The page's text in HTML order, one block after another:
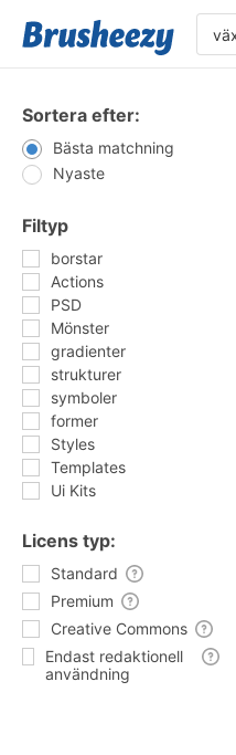
Sortera efter:
Bästa matchning
Nyaste
Filtyp
borstar
Actions
PSD
Mönster
gradienter
strukturer
symboler
former
Styles
Templates
Ui Kits
Licens typ:
Standard
Premium
Creative Commons
Endast redaktionell
användning